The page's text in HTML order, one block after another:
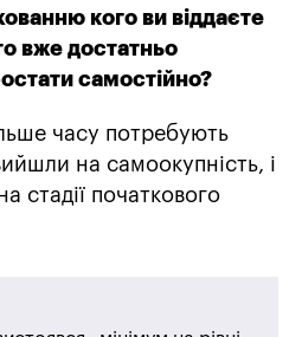
кого ви віддаєте
вже достатньо
самостійно?
часу потребують
на самоокупність, і
стадії початкового